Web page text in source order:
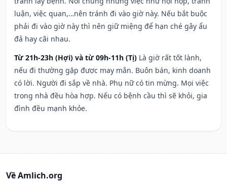
luận, việc quan,…nên tránh đi vào giờ này. Nếu bắt buộc
phải đi vào giờ này thì nên giữ miệng để hạn ché gây ẩu
đả hay cãi nhau.
Từ 21h-23h (Hợi) và từ 09h-11h (Tị) Là giờ rất tốt lành,
nếu đi thường gặp được may mắn. Buôn bán, kinh doanh
có lời. Người đi sắp về nhà. Phụ nữ có tin mừng. Mọi việc
trong nhà đều hòa hợp. Nếu có bệnh cầu thì sẽ khỏi, gia
đình đều mạnh khỏe.
Về Amlich.org